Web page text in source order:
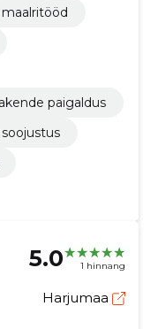
maalritööd
paigaldus
5.0 1 hinnang
Harjumaa